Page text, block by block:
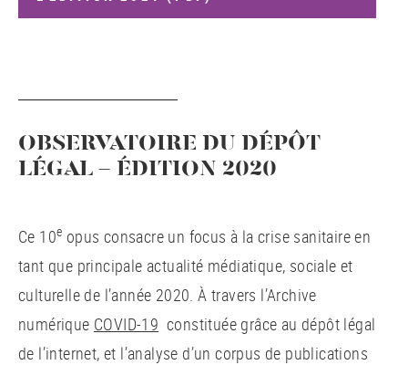
OBSERVATOIRE DU DÉPÔT
LÉGAL - ÉDITION 2020
Ce 10e opus consacre un focus à la crise sanitaire en
tant que principale actualité médiatique, sociale et
culturelle de l’année 2020. À travers l’Archive
numérique COVID-19 constituée grâce au dépôt légal
de l’internet, et l’analyse d’un corpus de publications